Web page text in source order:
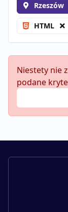
Rzeszów
HTML
Niestety nie
podane